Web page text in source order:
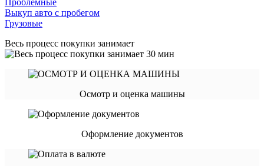
Выкуп авто с пробегом
Грузовые
Весь процесс покупки занимает
Осмотр и оценка машины
Оформление документов